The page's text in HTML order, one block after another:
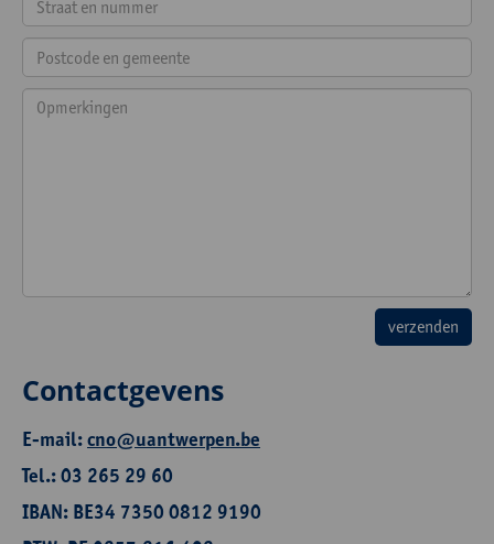
Contactgevens
E-mail:cno@uantwerpen.be
Tel.: 03 265 29 60
IBAN: BE34 7350 0812 9190